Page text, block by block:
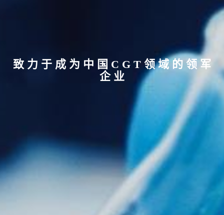
致 力 于 成 为 中 国 C G T 领 域 的 领 军
企 业